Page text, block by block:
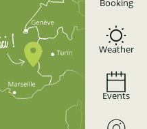
Booking
Weather
Events
Le Framboisier